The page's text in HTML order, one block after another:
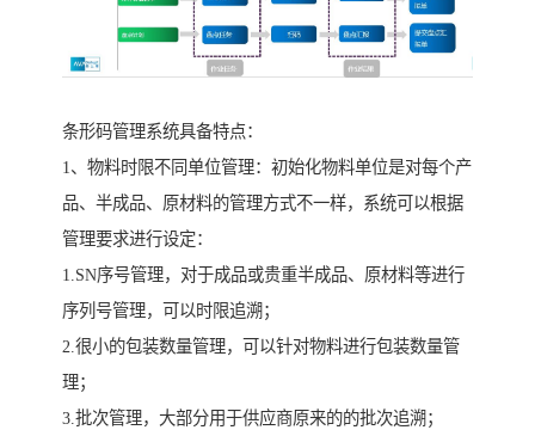
条形码管理系统具备特点：
1、物料时限不同单位管理：初始化物料单位是对每个产
品、半成品、原材料的管理方式不一样，系统可以根据
管理要求进行设定：
1.SN序号管理，对于成品或贵重半成品、原材料等进行
序列号管理，可以时限追溯；
2.很小的包装数量管理，可以针对物料进行包装数量管
理；
3.批次管理，大部分用于供应商原来的的批次追溯；